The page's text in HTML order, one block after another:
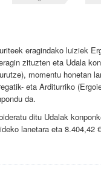
eragindako luiziek
zituzten eta Udala
momentu honetan
eta Arditurriko
da.
ditu Udalak
lanetara eta 8.404,42